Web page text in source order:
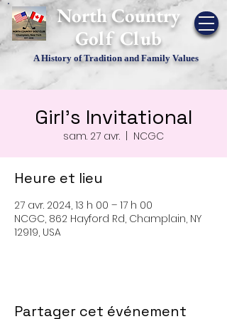
​North Country
Golf Club
A History of Tradition and Family Values
Girl's Invitational
sam. 27 avr. NCGC
Heure et lieu
27 avr. 2024, 13 h 00 – 17 h 00
NCGC, 862 Hayford Rd, Champlain, NY
12919, USA
Partager cet événement